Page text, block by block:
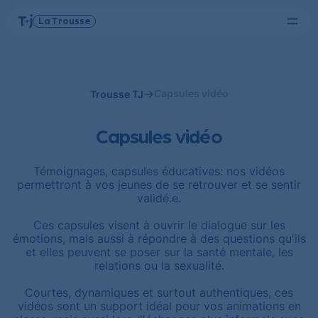
Tel- La Trousse
Page
Menu
Trousse TJ
Capsules vidéo
Témoignages, capsules éducatives: nos vidéos
permettront à vos jeunes de se retrouver et se sentir
validé.e.
Ces capsules visent à ouvrir le dialogue sur les
émotions, mais aussi à répondre à des questions qu'ils
et elles peuvent se poser sur la santé mentale, les
relations ou la sexualité.
Courtes, dynamiques et surtout authentiques, ces
vidéos sont un support idéal pour vos animations en